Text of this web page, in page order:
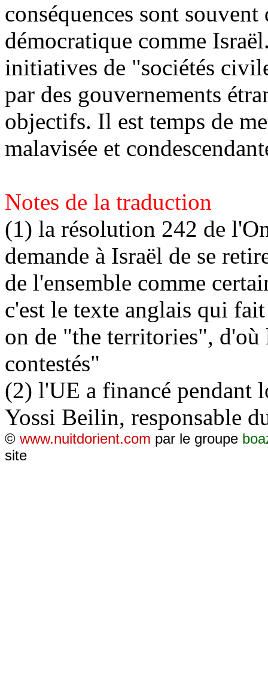
conséquences sont
démocratique comme
initiatives de "sociétés
par des gouvernements
objectifs. Il est temps de
malavisée et
Notes de la traduction
(1) la résolution 242 de
demande à Israël de se
de l'ensemble comme
c'est le texte anglais qui
on de "the territories",
contestés"
(2) l'UE a financé pendant
Yossi Beilin, responsable
© www.nuitdorient.com par le groupe
site